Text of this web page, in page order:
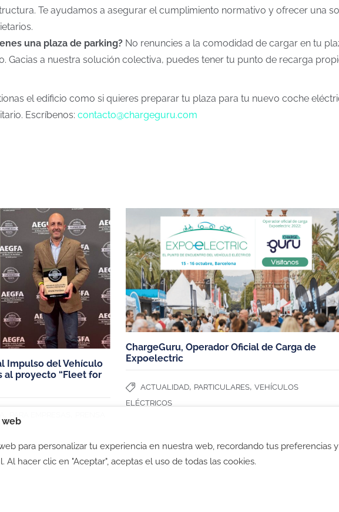
Te ayudamos a asegurar el cumplimiento normativo y ofrecer una
una plaza de parking? No renuncies a la comodidad de cargar en tu
Gacias a nuestra solución colectiva, puedes tener tu punto de recarga
el edificio como si quieres preparar tu plaza para tu nuevo coche
Escríbenos: contacto@chargeguru.com
Impulso del Vehículo
al proyecto “Fleet for
ChargeGuru, Operador Oficial de Carga de
Expoelectric
ACTUALIDAD, PARTICULARES, VEHÍCULOS
ELÉCTRICOS
Vivienda unifamiliar
Garaje comunitario
Empresas
Hoteles, restaurantes y
comercios
¿Cómo debería ser mi punto de
recarga
Modelos de cargadores
Tesla
Fiat
Tesla
MG4
Dacia
-Política de privacidad -Política de Cookies -Política SGI
web
para personalizar tu experiencia en nuestra web, recordando tus preferencias
hacer clic en "Aceptar", aceptas el uso de todas las cookies.